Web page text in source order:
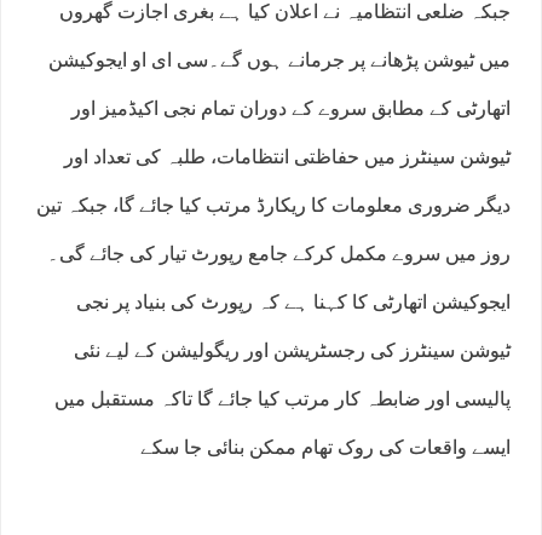
جبکہ ضلعی انتظامیہ نے اعلان کیا ہے بغری اجازت گھروں
میں ٹیوشن پڑھانے پر جرمانے ہوں گے۔سی ای او ایجوکیشن
اتھارٹی کے مطابق سروے کے دوران تمام نجی اکیڈمیز اور
ٹیوشن سینٹرز میں حفاظتی انتظامات، طلبہ کی تعداد اور
دیگر ضروری معلومات کا ریکارڈ مرتب کیا جائے گا، جبکہ تین
روز میں سروے مکمل کرکے جامع رپورٹ تیار کی جائے گی۔
ایجوکیشن اتھارٹی کا کہنا ہے کہ رپورٹ کی بنیاد پر نجی
ٹیوشن سینٹرز کی رجسٹریشن اور ریگولیشن کے لیے نئی
پالیسی اور ضابطہ کار مرتب کیا جائے گا تاکہ مستقبل میں
ایسے واقعات کی روک تھام ممکن بنائی جا سکے